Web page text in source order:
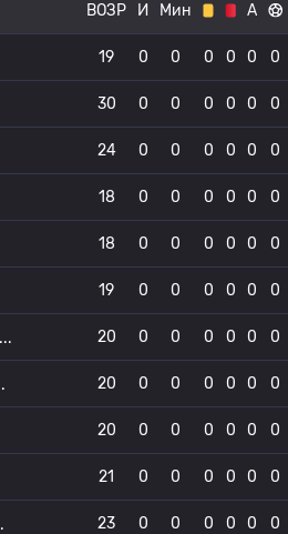
ВОЗР И Мин А
19 0 0 0 0 0 0
30 0 0 0 0 0 0
24 0 0 0 0 0 0
18 0 0 0 0 0 0
18 0 0 0 0 0 0
19 0 0 0 0 0 0
20 0 0 0 0 0 0
20 0 0 0 0 0 0
20 0 0 0 0 0 0
21 0 0 0 0 0 0
23 0 0 0 0 0 0